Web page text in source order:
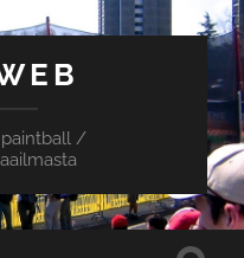
paintball /